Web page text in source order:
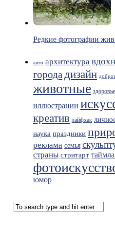
Редкие фотографии
авто архитектура
городадизайн
животные здоровье
иллюстрации
креатив лайфхак
наука праздники
реклама семья
страны стритарт
юмор